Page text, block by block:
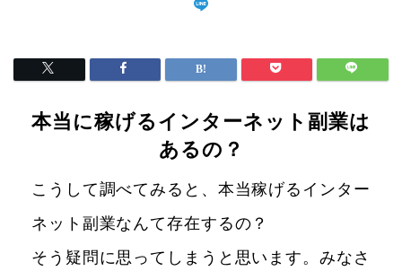
本当に稼げるインターネット副業は
あるの？
こうして調べてみると、本当稼げるインター
ネット副業なんて存在するの？
そう疑問に思ってしまうと思います。みなさ